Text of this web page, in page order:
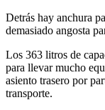
Detrás hay anchura
demasiado angosta
Los 363 litros de
para llevar mucho
asiento trasero por
transporte.